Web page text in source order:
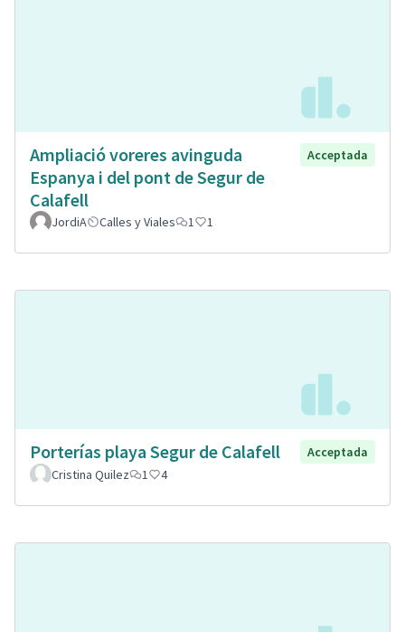
Ampliació voreres avinguda
Espanya i del pont de Segur de
Calafell
Acceptada
JordiA Calles y Viales 1 1
Porterías playa Segur de Calafell
Acceptada
Cristina Quilez
1 4